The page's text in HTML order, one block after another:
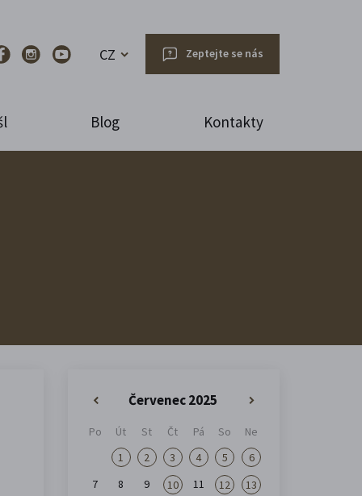
CZ Zeptejte se nás
Blog Kontakty
Červenec 2025
»
Po Út St Čt Pá So
Ne
1
2 3 4 5
6
7
8 9 10 11 12
13